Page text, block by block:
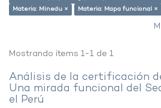
Materia: Minedu ×
Materia: Mapa funcional ×
Mostrando ítems 1-1 de 1
Análisis de la certificación
Una mirada funcional del
el Perú